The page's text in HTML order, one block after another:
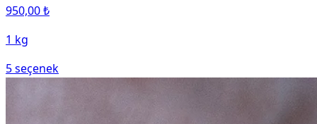
950,00 ₺
1 kg
5seçenek